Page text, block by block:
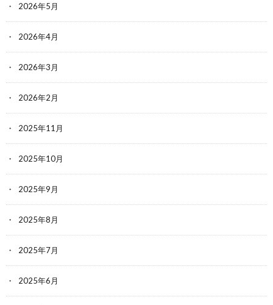
2026年5月
2026年4月
2026年3月
2026年2月
2025年11月
2025年10月
2025年9月
2025年8月
2025年7月
2025年6月